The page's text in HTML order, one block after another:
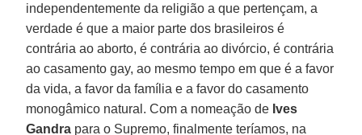
independentemente da religião a que pertençam, a
verdade é que a maior parte dos brasileiros é
contrária ao aborto, é contrária ao divórcio, é contrária
ao casamento gay, ao mesmo tempo em que é a favor
da vida, a favor da família e a favor do casamento
monogâmico natural. Com a nomeação de Ives
Gandra para o Supremo, finalmente teríamos, na